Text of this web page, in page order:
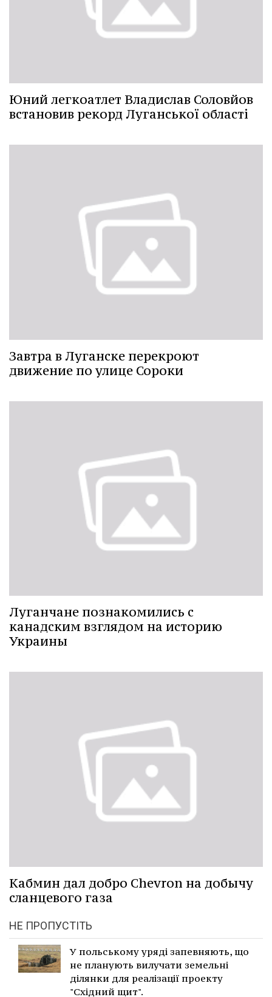
Юний легкоатлет Владислав Соловйов
встановив рекорд Луганської області
Завтра в Луганске перекроют
движение по улице Сороки
Луганчане познакомились с
канадским взглядом на историю
Украины
Кабмин дал добро Chevron на добычу
сланцевого газа
НЕ ПРОПУСТІТЬ
У польському уряді запевняють, що
не планують вилучати земельні
ділянки для реалізації проекту
"Східний щит".